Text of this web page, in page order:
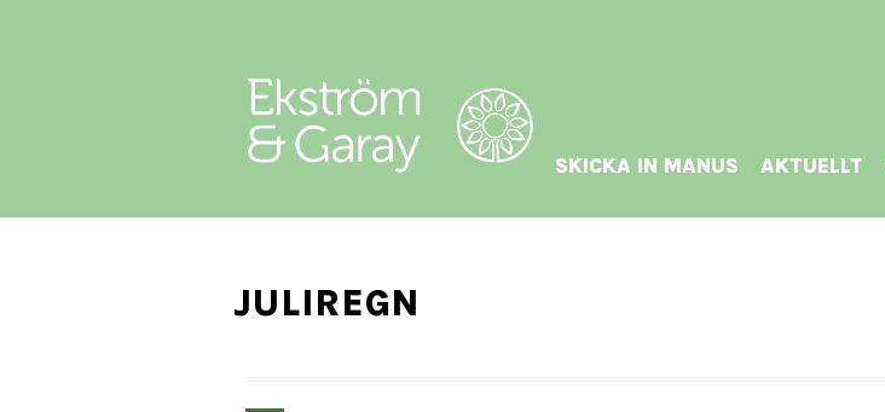
SKICKA IN MANUS AKTUELLT
JULIREGN